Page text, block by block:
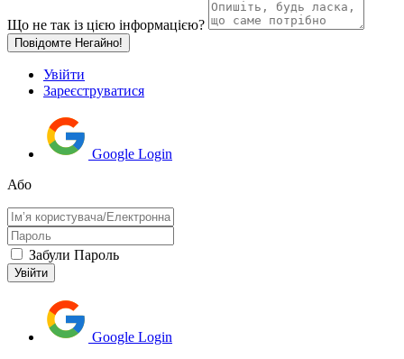
Що не так із цією інформацією?
Повідомте Негайно!
Увійти
Зареєструватися
Google Login
Або
Забули Пароль
Google Login